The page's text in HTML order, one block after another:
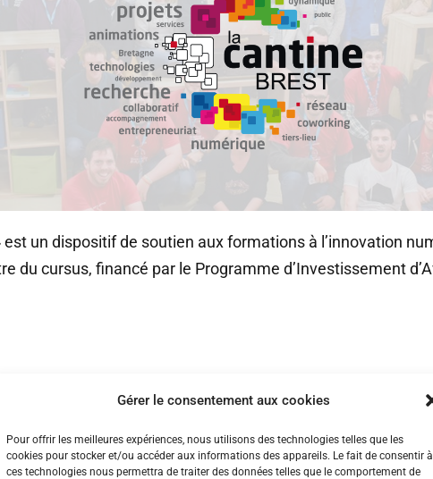
Gérer le consentement aux cookies
Pour offrir les meilleures expériences, nous utilisons des technologies telles que les
cookies pour stocker et/ou accéder aux informations des appareils. Le fait de consentir à
ces technologies nous permettra de traiter des données telles que le comportement de
est un dispositif de soutien aux formations à l’innovation
du cursus, financé par le Programme d’Investissement
entreprises pour l’innovation de rupture par le
en mode «startup», élaboré par un ou plusieurs
partenaire privé), et associant étroitement des